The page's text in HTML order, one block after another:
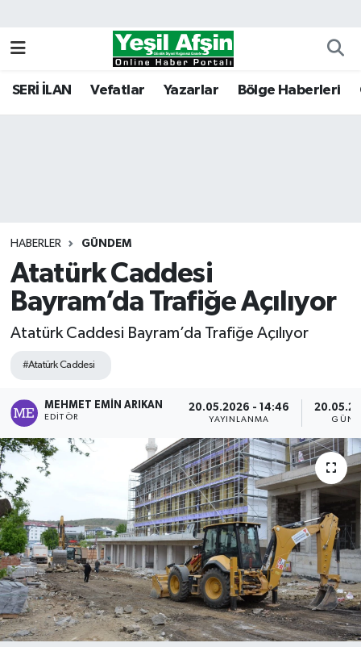
SERİ İLAN Vefatlar Yazarlar Bölge Haberleri
HABERLER GÜNDEM
Atatürk Caddesi
Bayram’da Trafiğe Açılıyor
Atatürk Caddesi Bayram’da Trafiğe Açılıyor
#Atatürk Caddesi
MEHMET EMIN ARIKAN
EDITÖR
20.05.2026 - 14:46
YAYINLANMA
Kahramanmaraş Nöbetçi Eczaneler
Tüm Manşetler
Son Dakika Haberleri